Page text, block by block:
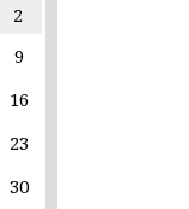
2
9
16
23
30